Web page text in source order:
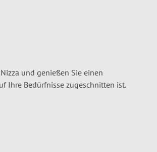
und genießen Sie einen
Ihre Bedürfnisse zugeschnitten ist.